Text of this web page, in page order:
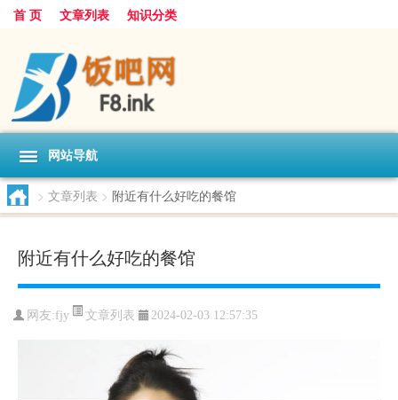
首 页 文章列表 知识分类
网站导航
> 文章列表 > 附近有什么好吃的餐馆
附近有什么好吃的餐馆
网友:fjy 文章列表 2024-02-03 12:57:35